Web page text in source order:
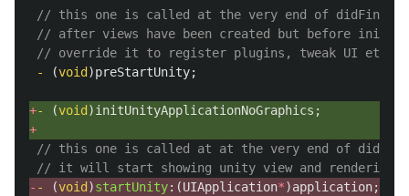
// this one is called at the very end of
// after views have been created but before
// override it to register plugins, tweak UI etc
-
(void )preStartUnity;
+- (void )initUnityApplicationNoGraphics ;
+
// this one is called at at the very end of
// it will start showing unity view and rendering
- - (void )startUnity:(UIApplication*)application;